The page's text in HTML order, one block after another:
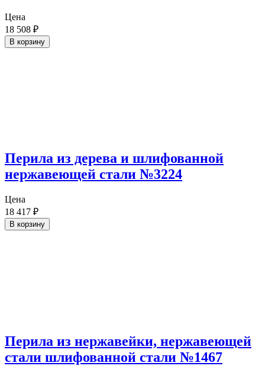
Цена
18 508 ₽
В корзину
Перила из дерева и шлифованной
нержавеющей стали №3224
Цена
18 417 ₽
В корзину
Перила из нержавейки, нержавеющей
стали шлифованной стали №1467